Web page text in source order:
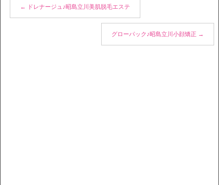
← ドレナージュ♪昭島立川美肌脱毛エステ
グローパック♪昭島立川小顔矯正 →